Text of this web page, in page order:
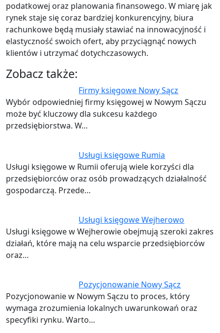
podatkowej oraz planowania finansowego. W miarę jak
rynek staje się coraz bardziej konkurencyjny, biura
rachunkowe będą musiały stawiać na innowacyjność i
elastyczność swoich ofert, aby przyciągnąć nowych
klientów i utrzymać dotychczasowych.
Zobacz także:
Firmy księgowe Nowy Sącz
Wybór odpowiedniej firmy księgowej w Nowym Sączu
może być kluczowy dla sukcesu każdego
przedsiębiorstwa. W…
Usługi księgowe Rumia
Usługi księgowe w Rumii oferują wiele korzyści dla
przedsiębiorców oraz osób prowadzących działalność
gospodarczą. Przede…
Usługi księgowe Wejherowo
Usługi księgowe w Wejherowie obejmują szeroki zakres
działań, które mają na celu wsparcie przedsiębiorców
oraz…
Pozycjonowanie Nowy Sącz
Pozycjonowanie w Nowym Sączu to proces, który
wymaga zrozumienia lokalnych uwarunkowań oraz
specyfiki rynku. Warto…